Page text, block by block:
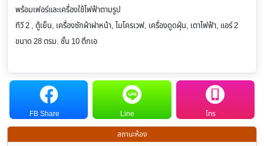
พร้อมเฟอร์และเครื่องใช้ไฟฟ้าตามรูป
ทีวี 2 , ตู้เย็น, เครื่องซักผ้าฝาหน้า, ไมโครเวฟ, เครื่องดูดฝุ่น, เตาไฟฟ้า, แอร์ 2
ขนาด 28 ตรม. ชั้น 10 ตึกเอ
FB Share Line
โทร
สถานะห้อง